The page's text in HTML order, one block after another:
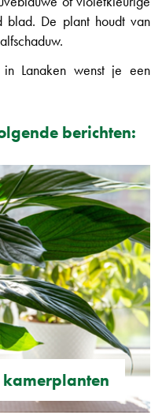
blad. De plant houdt van
Lanaken wenst je een
berichten: